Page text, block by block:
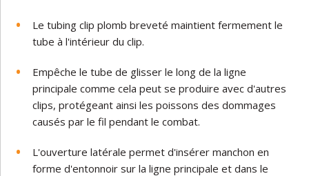
Le tubing clip plomb breveté maintient fermement le
tube à l'intérieur du clip.
Empêche le tube de glisser le long de la ligne
principale comme cela peut se produire avec d'autres
clips, protégeant ainsi les poissons des dommages
causés par le fil pendant le combat.
L'ouverture latérale permet d'insérer manchon en
forme d'entonnoir sur la ligne principale et dans le